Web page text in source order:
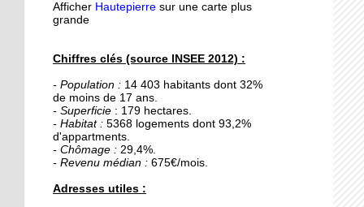
18 septembre 2015
16 septembre 2015
De la Passerelle au
Ricochet
16 septembre 2015
Table et Culture
Afficher Hautepierre sur une carte plus
grande
Chiffres clés (source INSEE 2012) :
- Population : 14 403 habitants dont 32%
de moins de 17 ans.
- Superficie : 179 hectares.
- Habitat : 5368 logements dont 93,2%
d'appartments.
- Chômage : 29,4%.
- Revenu médian : 675€/mois.
Adresses utiles :